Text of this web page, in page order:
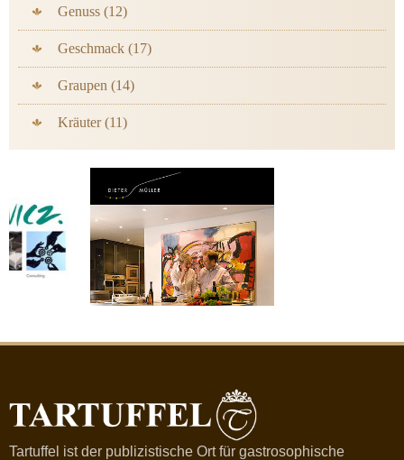
Genuss (12)
Geschmack (17)
Graupen (14)
Kräuter (11)
Tartuffel ist der publizistische Ort für gastrosophische